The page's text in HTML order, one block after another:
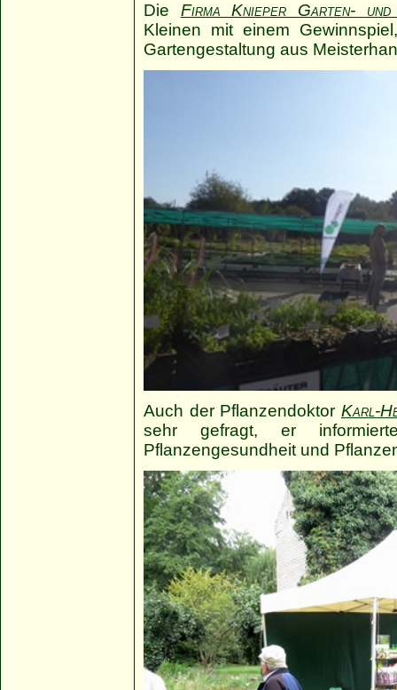
Die Firma Knieper Garten- und
Kleinen mit einem
Gartengestaltung aus
Auch der Pflanzendoktor Karl-
sehr gefragt, er
Pflanzengesundheit und